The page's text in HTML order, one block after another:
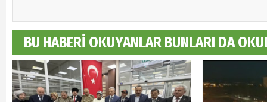
BU HABERİ OKUYANLAR BUNLARI DA